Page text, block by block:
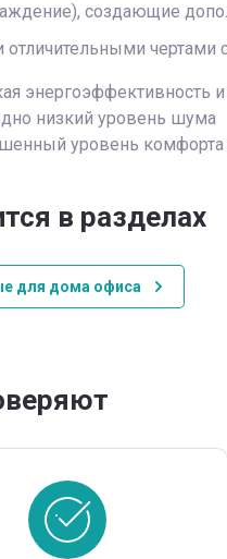
создающие
чертами
энергоэффективность
низкий уровень шума
уровень комфорта
в разделах
для дома офиса